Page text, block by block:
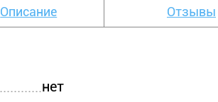
Описание Отзывы
нет